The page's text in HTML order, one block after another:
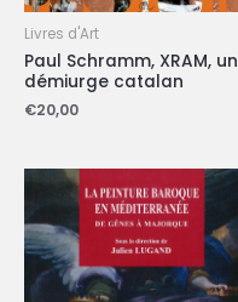
Livres d'Art
Paul Schramm, XRAM, un
démiurge catalan
€20,00